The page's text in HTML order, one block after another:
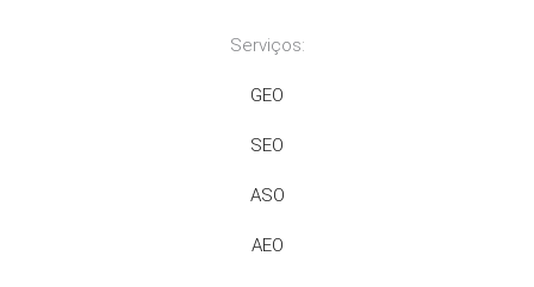
Serviços:
GEO
SEO
ASO
AEO